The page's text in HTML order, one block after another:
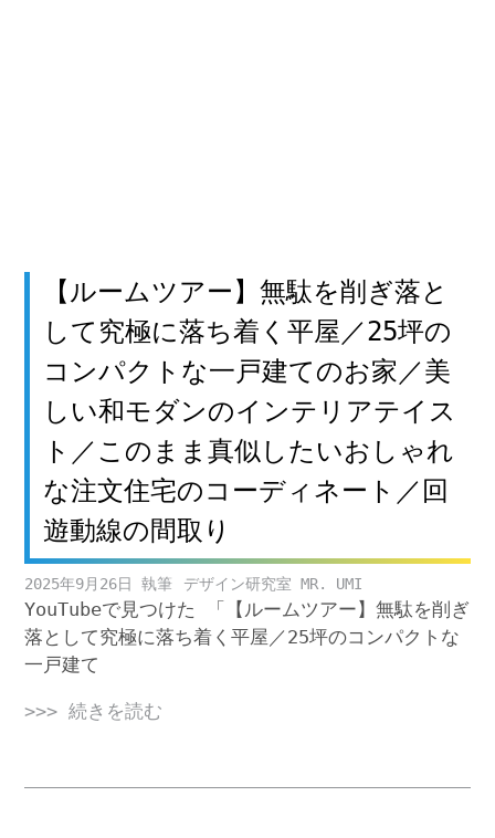
【ルームツアー】無駄を削ぎ落と
して究極に落ち着く平屋／25坪の
コンパクトな一戸建てのお家／美
しい和モダンのインテリアテイス
ト／このまま真似したいおしゃれ
な注文住宅のコーディネート／回
遊動線の間取り
2025年9月26日 デザイン研究室 MR. UMI
YouTubeで見つけた 「【ルームツアー】無駄を削ぎ
落として究極に落ち着く平屋／25坪のコンパクトな
一戸建て
>>> 続きを読む